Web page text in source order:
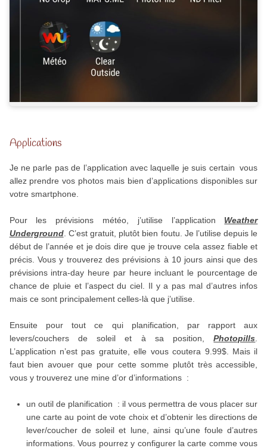
Applications
Je ne parle pas de l’application avec laquelle je suis certain vous
allez prendre vos photos mais bien d’applications disponibles sur
votre smartphone.
Pour les prévisions météo, j’utilise l’application Weather
Underground. C’est gratuit, plutôt bien foutu. Je l’utilise depuis le
début de l’année et je dois dire que je trouve cela assez fiable et
précis. Vous y trouverez des prévisions à 10 jours ainsi que des
prévisions intra-day heure par heure incluant le pourcentage de
chance de pluie et l’aspect du ciel. Il y a pas mal d’autres infos
mais ce sont principalement celles-là que j’utilise.
Ensuite pour tout ce qui planification, par rapport aux
levers/couchers de soleil et à sa position,Photopills
L’application n’est pas gratuite, elle vous coutera 9.99$. Mais il
faut bien avouer que pour cette somme plutôt très accessible,
vous y trouverez une mine d’or d’informations :
un outil de planification : il vous permettra de vous placer sur
une carte au point de vote choix et d’obtenir les directions de
lever/coucher de soleil et lune, ainsi qu’une foule d’autres
informations. Vous pourrez y configurer la carte comme vous